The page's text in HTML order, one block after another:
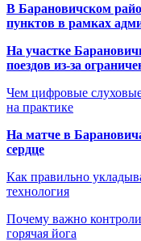
В Барановичском
пунктов в рамках
На участке
поездов из-за
Чем цифровые
на практике
На матче в
сердце
Как правильно
технология
Почему важно
горячая йога